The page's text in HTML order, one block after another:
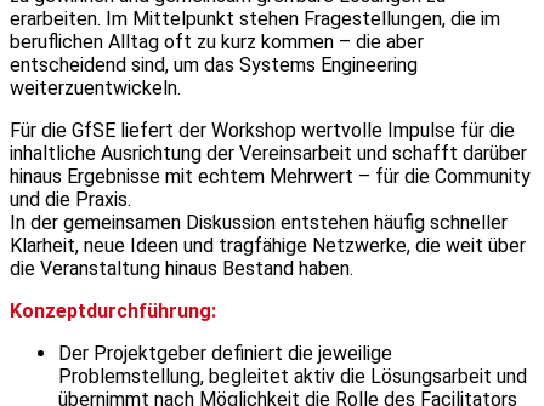
erarbeiten. Im Mittelpunkt stehen Fragestellungen, die im
beruflichen Alltag oft zu kurz kommen – die aber
entscheidend sind, um das Systems Engineering
weiterzuentwickeln.
Für die GfSE liefert der Workshop wertvolle Impulse für die
inhaltliche Ausrichtung der Vereinsarbeit und schafft darüber
hinaus Ergebnisse mit echtem Mehrwert – für die Community
und die Praxis.
In der gemeinsamen Diskussion entstehen häufig schneller
Klarheit, neue Ideen und tragfähige Netzwerke, die weit über
die Veranstaltung hinaus Bestand haben.
Konzeptdurchführung:
Der Projektgeber definiert die jeweilige
Problemstellung, begleitet aktiv die Lösungsarbeit und
übernimmt nach Möglichkeit die Rolle des Facilitators